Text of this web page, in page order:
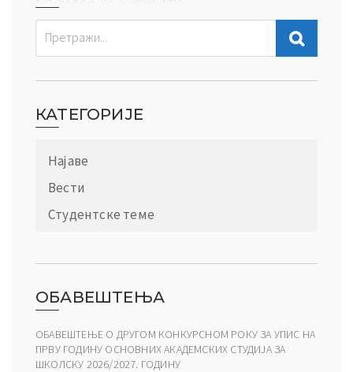
КАТЕГОРИЈЕ
Најаве
Вести
Студентске теме
ОБАВЕШТЕЊА
ОБАВЕШТЕЊЕ О ДРУГОМ КОНКУРСНОМ РОКУ ЗА УПИС НА
ПРВУ ГОДИНУ ОСНОВНИХ АКАДЕМСКИХ СТУДИЈА ЗА
ШКОЛСКУ 2026/2027. ГОДИНУ